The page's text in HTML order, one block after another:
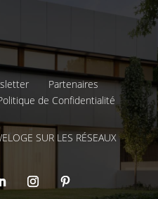
Partenaires
de Confidentialité
SUR LES RÉSEAUX